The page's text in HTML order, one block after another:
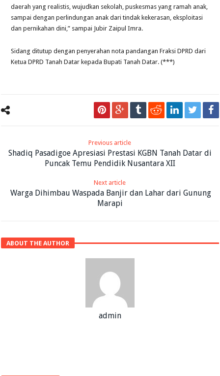
daerah yang realistis, wujudkan sekolah, puskesmas yang ramah anak,
sampai dengan perlindungan anak dari tindak kekerasan, eksploitasi
dan pernikahan dini,” sampai Jubir Zaipul Imra.
Sidang ditutup dengan penyerahan nota pandangan Fraksi DPRD dari
Ketua DPRD Tanah Datar kepada Bupati Tanah Datar. (***)
Previous article
Shadiq Pasadigoe Apresiasi Prestasi KGBN Tanah Datar di
Puncak Temu Pendidik Nusantara XII
Next article
Warga Dihimbau Waspada Banjir dan Lahar dari Gunung
Marapi
ABOUT THE AUTHOR
admin